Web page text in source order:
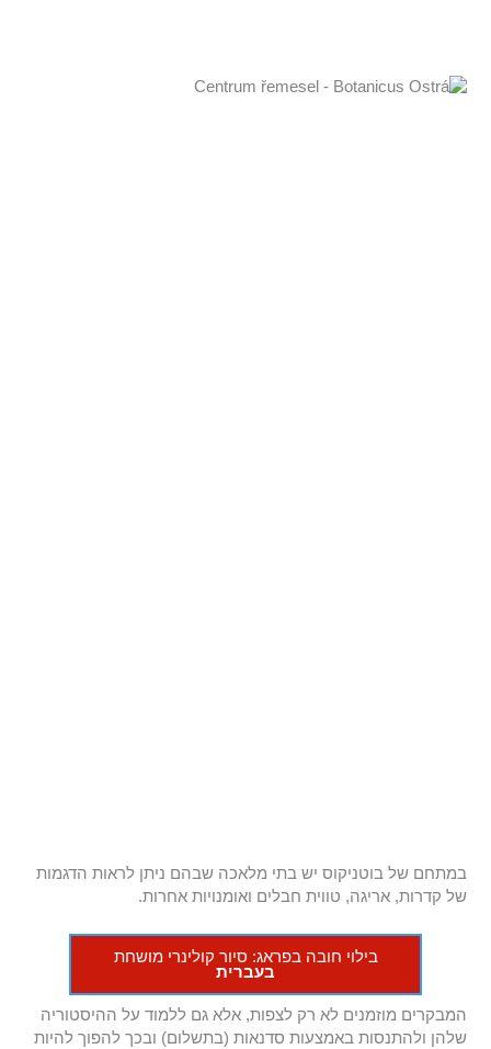
במתחם של בוטניקוס יש בתי מלאכה שבהם ניתן לראות הדגמות
של קדרות, אריגה, טווית חבלים ואומנויות אחרות.
בילוי חובה בפראג: סיור קולינרי מושחת
בעברית
המבקרים מוזמנים לא רק לצפות, אלא גם ללמוד על ההיסטוריה
שלהן ולהתנסות באמצעות סדנאות (בתשלום) ובכך להפוך להיות